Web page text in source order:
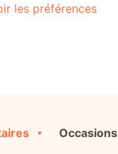
les préférences
Occasions